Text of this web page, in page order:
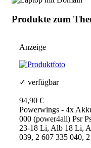
Produkte zum
Anzeige
✓ verfügbar
94,90 €
Powerwings - 4x
000 (power4all) Psr
23-18 Li, Alb 18 Li,
039, 2 607 335 040,